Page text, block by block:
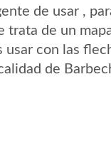
de usar ,
trata de un
usar con las
de